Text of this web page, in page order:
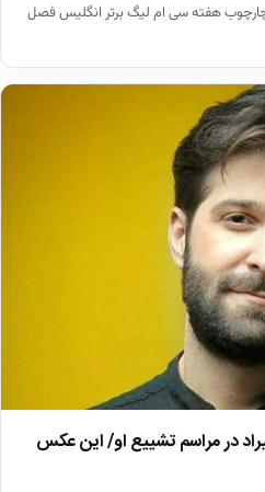
هفته سی ام لیگ برتر انگلیس فصل
در مراسم تشییع او/ این عکس